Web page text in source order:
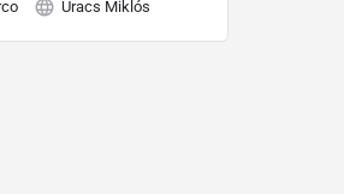
Uracs Miklós